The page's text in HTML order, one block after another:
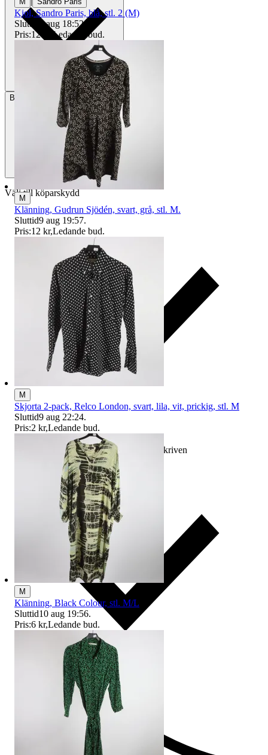
Betalning Via Tradera
Välj till köparskydd
Ersättning om varan inte är som beskriven
Ersättning om du inte får din vara
Kjol, Sandro Paris, blå, stl. 2 (M)
Sluttid
9 aug 18:52.
Pris:12 kr Ledande bud.
M
Klänning, Gudrun Sjödén, svart, grå, stl. M.
Sluttid9 aug 19:57.
Pris:12 kr,Ledande bud.
M
Skjorta 2-pack, Relco London, svart, lila, vit, prickig, stl. M
Sluttid9 aug 22:24.
Pris:2 kr,Ledande bud.
M
Klänning, Black Colour, stl. M/L
Sluttid10 aug 19:56.
Pris:6 kr,Ledande bud.